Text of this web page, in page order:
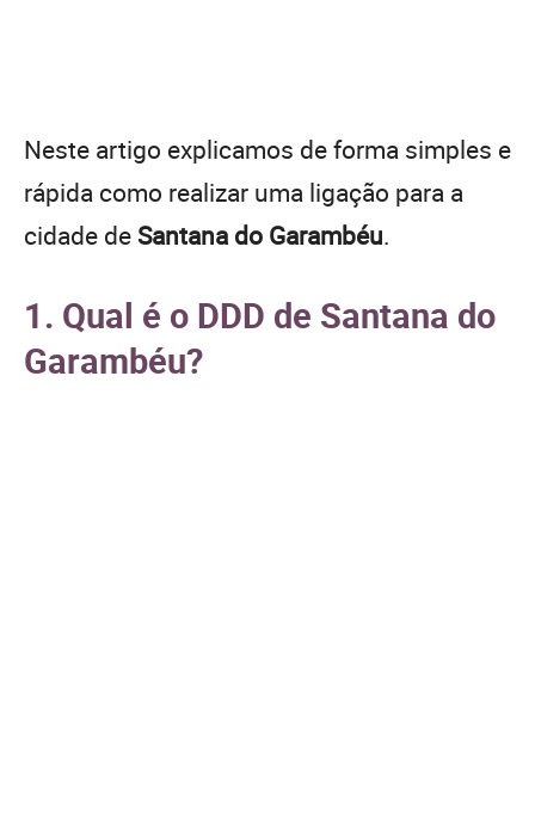
Neste artigo explicamos de forma simples e
rápida como realizar uma ligação para a
cidade de Santana do Garambéu.
1. Qual é o DDD de Santana do
Garambéu?